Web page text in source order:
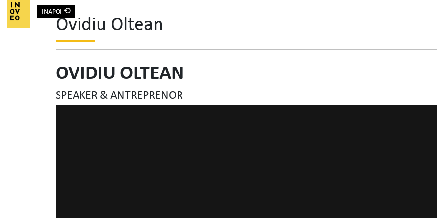
Main Navigation
INAPOI ⟲
Ovidiu Oltean
OVIDIU OLTEAN
SPEAKER & ANTREPRENOR